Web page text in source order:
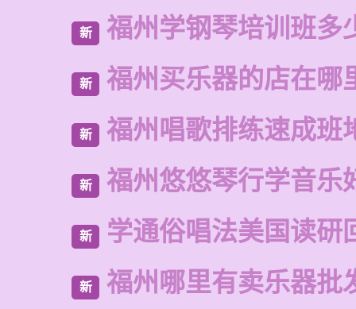
新 福州学钢琴培训班多
新 福州买乐器的店在哪
新 福州唱歌排练速成班
新 福州悠悠琴行学音乐
新 学通俗唱法美国读研
新 福州哪里有卖乐器批